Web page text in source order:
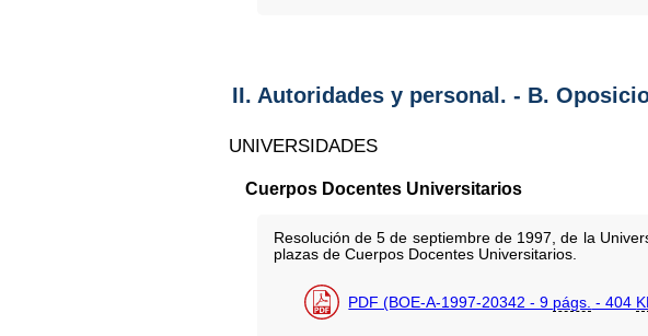
II. Autoridades y personal. - B.
UNIVERSIDADES
Cuerpos Docentes Universitarios
Resolución de 5 de septiembre de 1997, de la
plazas de Cuerpos Docentes Universitarios.
PDF (BOE-A-1997-20342 - 9 págs. - 404